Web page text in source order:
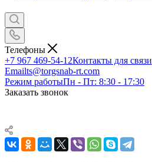
Телефоны
+7 967 469-54-12Контакты для связи
Emailts@torgsnab-rt.com
Режим работыПн - Пт: 8:30 - 17:30
Заказать звонок